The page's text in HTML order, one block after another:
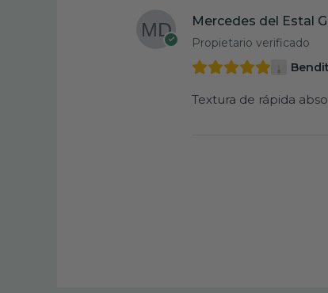
Mercedes del Estal
Propietario verificado
Textura de rápida